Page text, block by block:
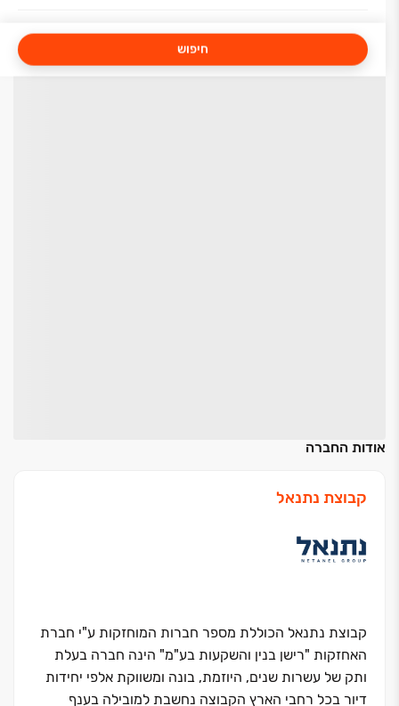
חיפוש
אודות החברה
קבוצת נתנאל
קבוצת נתנאל הכוללת מספר חברות המוחזקות ע"י חברת
האחזקות "רישן בנין והשקעות בע"מ" הינה חברה בעלת
ותק של עשרות שנים, היוזמת, בונה ומשווקת אלפי יחידות
דיור בכל רחבי הארץ הקבוצה נחשבת למובילה בענף